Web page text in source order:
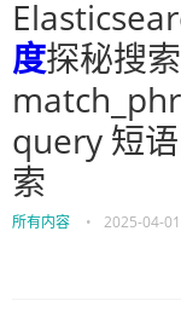
度探秘搜
query 短
索
所有内容 • 2025-04-01